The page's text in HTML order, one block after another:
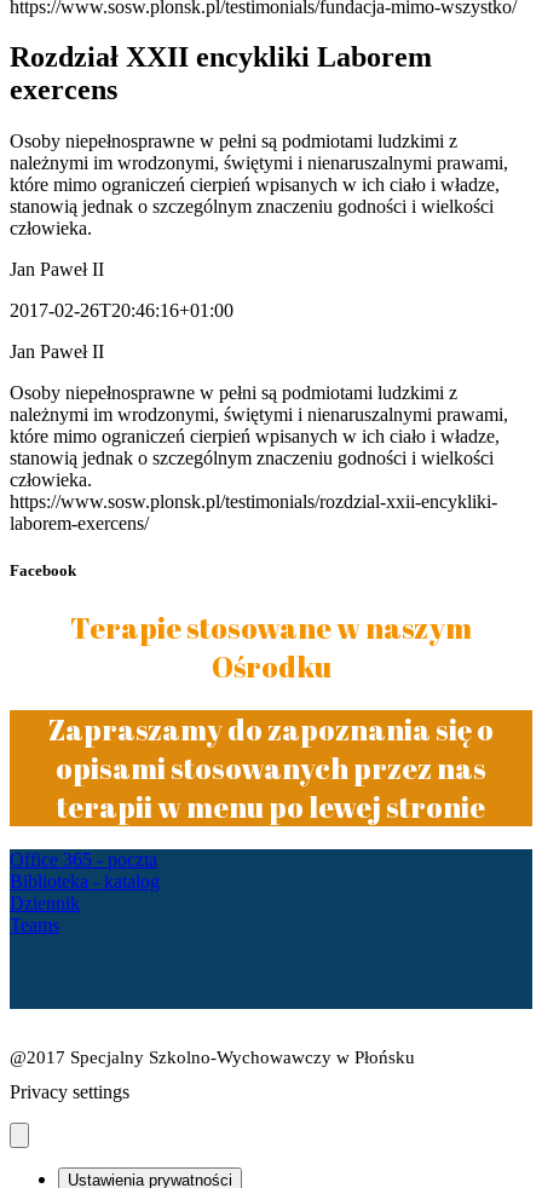
https://www.sosw.plonsk.pl/testimonials/fundacja-mimo-wszystko/
Rozdział XXII encykliki Laborem
exercens
Osoby niepełnosprawne w pełni są podmiotami ludzkimi z
należnymi im wrodzonymi, świętymi i nienaruszalnymi prawami,
które mimo ograniczeń cierpień wpisanych w ich ciało i władze,
stanowią jednak o szczególnym znaczeniu godności i wielkości
człowieka.
Jan Paweł II
2017-02-26T20:46:16+01:00
Jan Paweł II
Osoby niepełnosprawne w pełni są podmiotami ludzkimi z
należnymi im wrodzonymi, świętymi i nienaruszalnymi prawami,
które mimo ograniczeń cierpień wpisanych w ich ciało i władze,
stanowią jednak o szczególnym znaczeniu godności i wielkości
człowieka.
https://www.sosw.plonsk.pl/testimonials/rozdzial-xxii-encykliki-
laborem-exercens/
Facebook
Terapie stosowane w naszym
Ośrodku
Zapraszamy do zapoznania się o
opisami stosowanych przez nas
terapii w menu po lewej stronie
Office 365 - poczta
Biblioteka - katalog
Dziennik
Teams
@2017 Specjalny Szkolno-Wychowawczy w Płońsku
Privacy settings
Ustawienia prywatności